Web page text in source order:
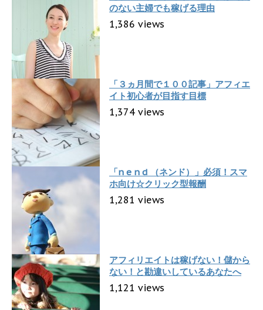
のない主婦でも稼げる理由
1,386 views
「３ヵ月間で１００記事」アフィエ
イト初心者が目指す目標
1,374 views
「n e n d （ネンド）」必須！スマ
ホ向け☆クリック型報酬
1,281 views
アフィリエイトは稼げない！儲から
ない！と勘違いしているあなたへ
1,121 views